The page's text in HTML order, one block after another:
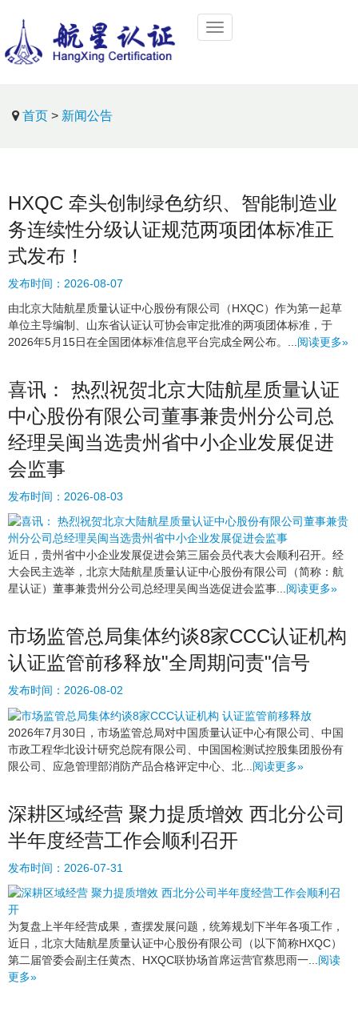
首页 > 新闻公告
HXQC 牵头创制绿色纺织、智能制造业
务连续性分级认证规范两项团体标准正
式发布！
发布时间： 2026-08-07
由北京大陆航星质量认证中心股份有限公司（HXQC）作为第一起草
单位主导编制、山东省认证认可协会审定批准的两项团体标准，于
2026年5月15日在全国团体标准信息平台完成全网公布。... 阅读更多»
喜讯： 热烈祝贺北京大陆航星质量认证
中心股份有限公司董事兼贵州分公司总
经理吴闽当选贵州省中小企业发展促进
会监事
发布时间： 2026-08-03
近日，贵州省中小企业发展促进会第三届会员代表大会顺利召开。经
大会民主选举，北京大陆航星质量认证中心股份有限公司（简称：航
星认证）董事兼贵州分公司总经理吴闽当选促进会监事... 阅读更多»
市场监管总局集体约谈8家CCC认证机构
认证监管前移释放"全周期问责"信号
发布时间： 2026-08-02
2026年7月30日，市场监管总局对中国质量认证中心有限公司、中国
市政工程华北设计研究总院有限公司、中国国检测试控股集团股份有
限公司、应急管理部消防产品合格评定中心、北... 阅读更多»
深耕区域经营 聚力提质增效 西北分公司
半年度经营工作会顺利召开
发布时间： 2026-07-31
为复盘上半年经营成果，查摆发展问题，统筹规划下半年各项工作，
近日，北京大陆航星质量认证中心股份有限公司（以下简称HXQC）
第二届管委会副主任黄杰、HXQC联协场首席运营官蔡思雨一... 阅读
更多»